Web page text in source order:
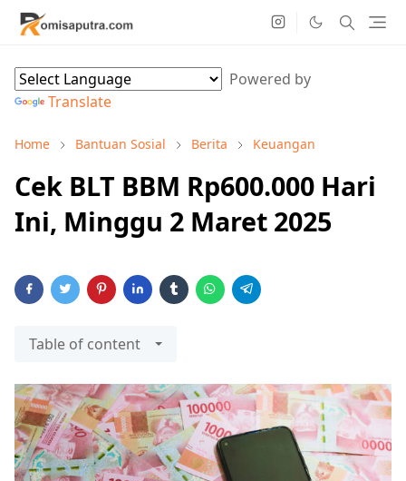
Powered by
Translate
Home Bantuan Sosial Berita Keuangan
Cek BLT BBM Rp600.000 Hari
Ini, Minggu 2 Maret 2025
Table of content